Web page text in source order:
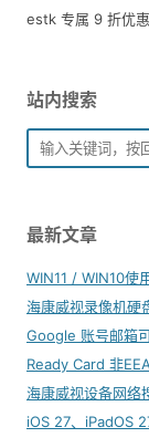
estk 专属 9 折优
站内搜索
最新文章
WIN11 / WIN10使
海康威视录像机硬
Google 账号邮箱
Ready Card 非
海康威视设备网络
iOS 27、iPadOS